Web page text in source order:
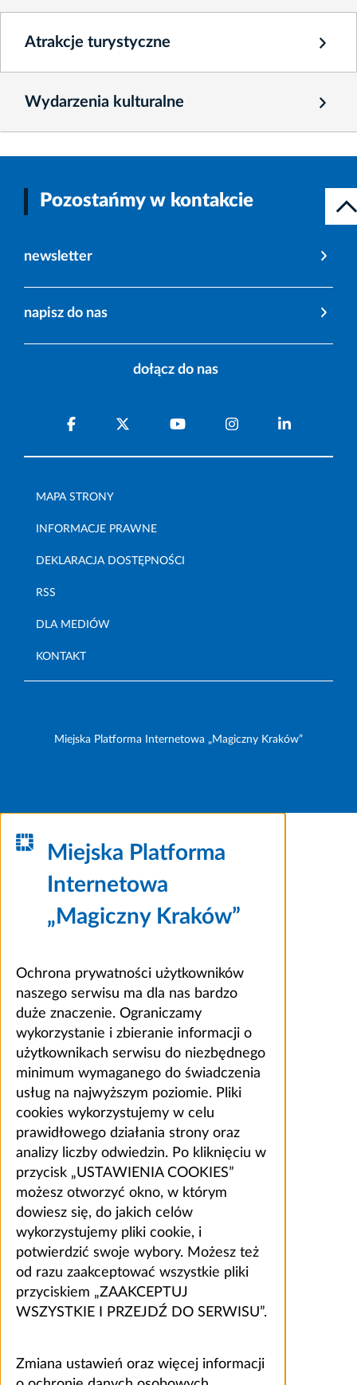
Atrakcje turystyczne
Wydarzenia kulturalne
Pozostańmy w kontakcie
newsletter
napisz do nas
dołącz do nas
MAPA STRONY
INFORMACJE PRAWNE
DEKLARACJA DOSTĘPNOŚCI
RSS
DLA MEDIÓW
KONTAKT
Miejska Platforma Internetowa „Magiczny Kraków”
Miejska Platforma
Internetowa
„Magiczny Kraków”
Ochrona prywatności użytkowników
naszego serwisu ma dla nas bardzo
duże znaczenie. Ograniczamy
wykorzystanie i zbieranie informacji o
użytkownikach serwisu do niezbędnego
minimum wymaganego do świadczenia
usług na najwyższym poziomie. Pliki
cookies wykorzystujemy w celu
prawidłowego działania strony oraz
analizy liczby odwiedzin. Po kliknięciu w
przycisk „USTAWIENIA COOKIES”
możesz otworzyć okno, w którym
dowiesz się, do jakich celów
wykorzystujemy pliki cookie, i
potwierdzić swoje wybory. Możesz też
od razu zaakceptować wszystkie pliki
przyciskiem „ZAAKCEPTUJ
WSZYSTKIE I PRZEJDŹ DO SERWISU”.
Zmiana ustawień oraz więcej informacji